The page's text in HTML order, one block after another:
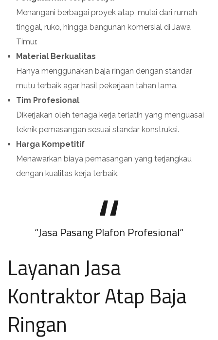
Menangani berbagai proyek atap, mulai dari rumah
tinggal, ruko, hingga bangunan komersial di Jawa
Timur.
Material Berkualitas
Hanya menggunakan baja ringan dengan standar
mutu terbaik agar hasil pekerjaan tahan lama.
Tim Profesional
Dikerjakan oleh tenaga kerja terlatih yang menguasai
teknik pemasangan sesuai standar konstruksi.
Harga Kompetitif
Menawarkan biaya pemasangan yang terjangkau
dengan kualitas kerja terbaik.
“Jasa Pasang Plafon Profesional“
Layanan Jasa
Kontraktor Atap Baja
Ringan